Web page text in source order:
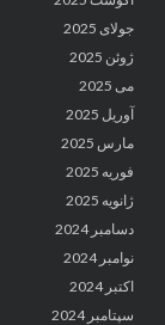
جولای 2025
ژوئن 2025
می 2025
آوریل 2025
مارس 2025
فوریه 2025
ژانویه 2025
دسامبر 2024
نوامبر 2024
اکتبر 2024
سپتامبر 2024